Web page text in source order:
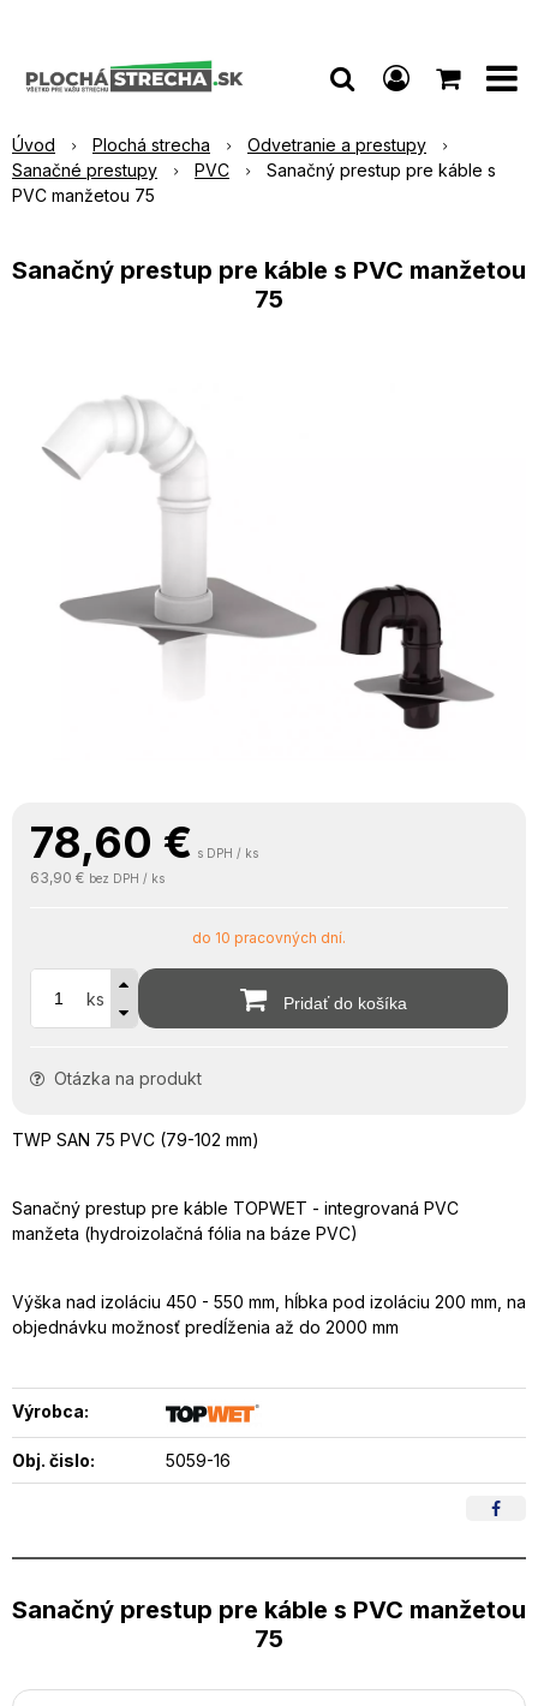
Úvod Plochá strecha
Odvetranie a prestupy
Sanačné prestupy
PVC
Sanačný prestup pre káble s
PVC manžetou 75
Sanačný prestup pre káble s PVC manžetou
75
78,60 € s DPH / ks
63,90 € bez DPH / ks
do 10 pracovných dní.
ks Pridať do košíka
Otázka na produkt
TWP SAN 75 PVC (79-102 mm)
Sanačný prestup pre káble TOPWET - integrovaná PVC
manžeta (hydroizolačná fólia na báze PVC)
Výška nad izoláciu 450 - 550 mm, hĺbka pod izoláciu 200 mm, na
objednávku možnosť predĺženia až do 2000 mm
Výrobca:
Obj. čislo: 5059-16
Sanačný prestup pre káble s PVC manžetou
75